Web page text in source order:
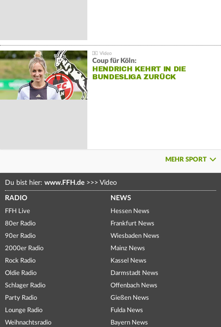
Coup für Köln:
HENDRICH KEHRT IN DIE
BUNDESLIGA ZURÜCK
MEHR SPORT
Du bist hier: www.FFH.de >>> Video
RADIO
FFH Live
80er Radio
90er Radio
2000er Radio
Rock Radio
Oldie Radio
Schlager Radio
Party Radio
Lounge Radio
Weihnachtsradio
NEWS
Hessen News
Frankfurt News
Wiesbaden News
Mainz News
Kassel News
Darmstadt News
Offenbach News
Gießen News
Fulda News
Bayern News